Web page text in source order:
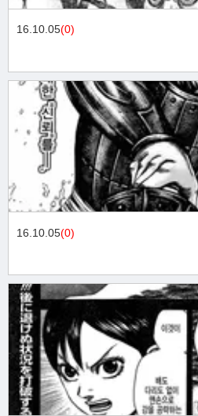
16.10.05(0)
16.10.05(0)